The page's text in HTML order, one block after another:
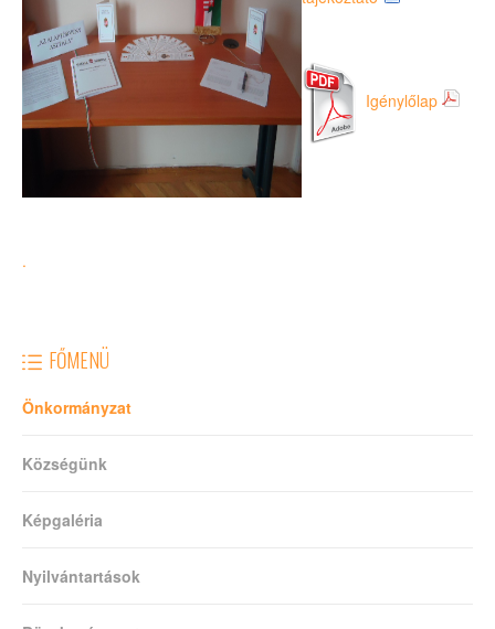
Igénylőlap
.
FŐMENÜ
Önkormányzat
Községünk
Képgaléria
Nyilvántartások